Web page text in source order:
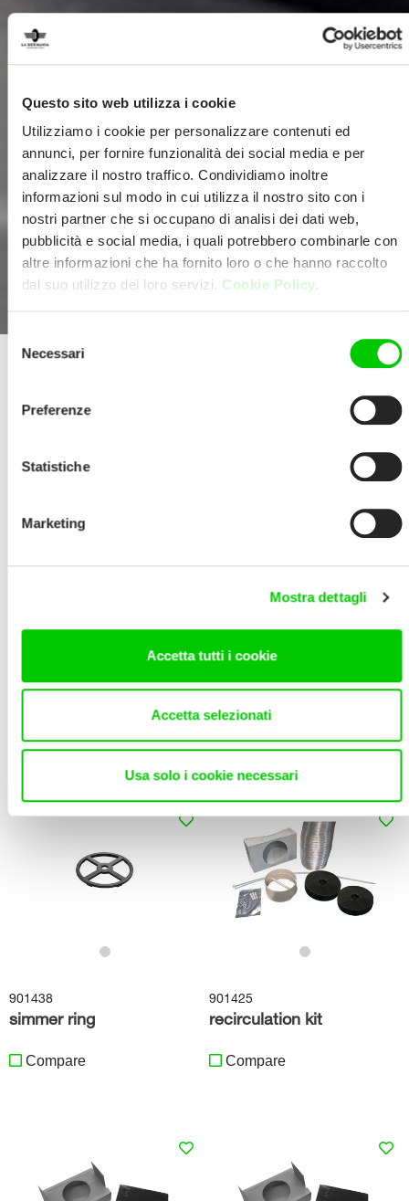
Questo sito web utilizza i cookie
Utilizziamo i cookie per personalizzare contenuti ed
annunci, per fornire funzionalità dei social media e per
analizzare il nostro traffico. Condividiamo inoltre
informazioni sul modo in cui utilizza il nostro sito con i
nostri partner che si occupano di analisi dei dati web,
pubblicità e social media, i quali potrebbero combinarle con
altre informazioni che ha fornito loro o che hanno raccolto
dal suo utilizzo dei loro servizi. Cookie Policy.
Selezione
delNecessari
Preferenze
Statistiche
Marketing
Mostra dettagli
Accetta tutti i cookie
Accetta selezionati
Usa solo i cookie necessari
Filters
wok adapator
901401
teppan yaki griddle
901438
simmer ring
Compare
901425
recirculation kit
Compare